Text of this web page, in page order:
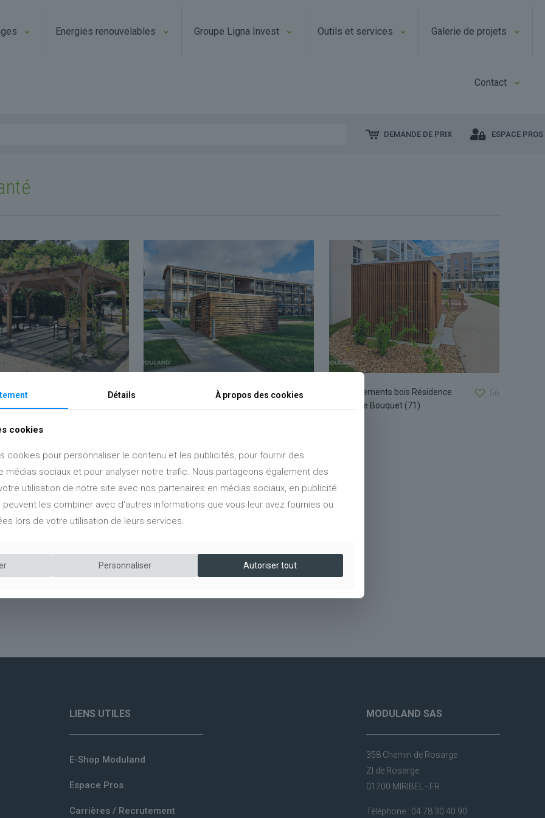
Energies renouvelables Groupe Ligna Invest Outils et services Galerie de projets
Contact
DEMANDE DE PRIX ESPACE PROS
EHPAD L’Eclaircie
92
Abri vélo bois Résidence Mobicap
Aménagements bois Résidence
séniors Le Bouquet (71)
56
LIENS UTILES
E-Shop Moduland
Espace Pros
Carrières / Recrutement
MODULAND SAS
358 Chemin de Rosarge
ZI de Rosarge
01700 MIRIBEL - FR
Téléphone : 04 78 30 40 90
Détails À propos des cookies
cookies
cookies pour personnaliser le contenu et les publicités, pour fournir des
médias sociaux et pour analyser notre trafic. Nous partageons également des
utilisation de notre site avec nos partenaires en médias sociaux, en publicité
peuvent les combiner avec d'autres informations que vous leur avez fournies ou
lors de votre utilisation de leurs services.
Personnaliser Autoriser tout